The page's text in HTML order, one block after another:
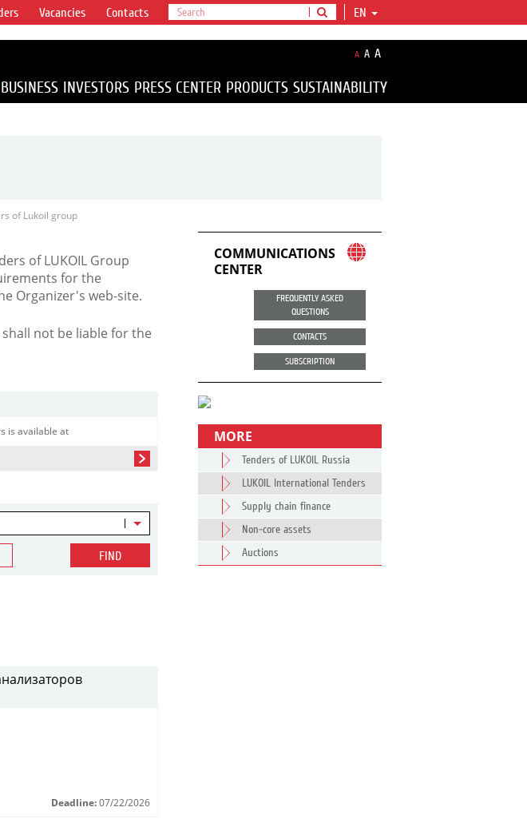
EN
Vacancies Contacts
A A A
BUSINESS INVESTORS PRESS CENTER PRODUCTS SUSTAINABILITY
of Lukoil group
of LUKOIL Group
for the
Organizer's web-site.
shall not be liable for the
is available at
FIND
Deadline: 07/22/2026
COMMUNICATIONS
CENTER
FREQUENTLY ASKED
QUESTIONS
CONTACTS
SUBSCRIPTION
MORE
Tenders of LUKOIL Russia
LUKOIL International Tenders
Supply chain finance
Non-core assets
Auctions